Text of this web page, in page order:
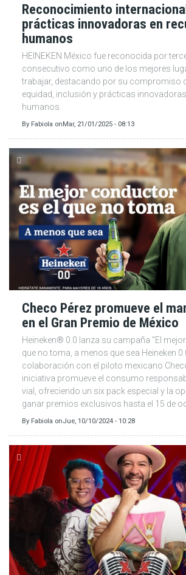
Reconocimiento
prácticas innovadoras en
humanos
HEINEKEN México fue reconocida por
consecutivo como uno de los mejores
trabajar, destacando por su compromiso
equidad, inclusión y prácticas
humanos.
By Fabiola onMar, 21/01/2025 - 08:13
Checo Pérez promueve el
en el Gran Premio de México
Heineken® 0.0 lanza su campaña "El
que no toma, a menos que sea Heineken
colaboración con el piloto mexicano
iniciativa promueve el consumo
vial, ofreciendo un six pack especial y la
ganar premios exclusivos hasta el 15 de
By Fabiola onJue, 10/10/2024 - 10:28